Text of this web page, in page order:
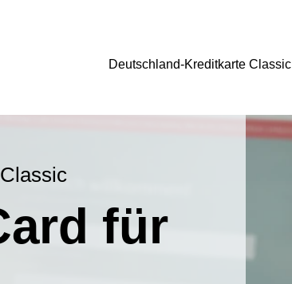
Deutschland-Kreditkarte Classic
für